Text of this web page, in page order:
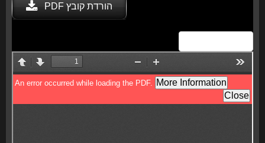
הורדת קובץ PDF